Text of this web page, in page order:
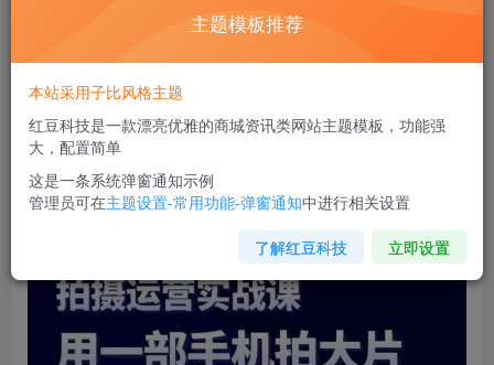
￥
您当前未登录！建议登陆后购买，可保存购买订单
手机拍摄运营实战课，用一部手机拍大片，各赛道真实模拟
主题模板推荐
本站采用子比风格主题
红豆科技是一款漂亮优雅的商城资讯类网站主题模板，功能强
大，配置简单
这是一条系统弹窗通知示例
管理员可在主题设置-常用功能-弹窗通知中进行相关设置
了解红豆科技 立即设置